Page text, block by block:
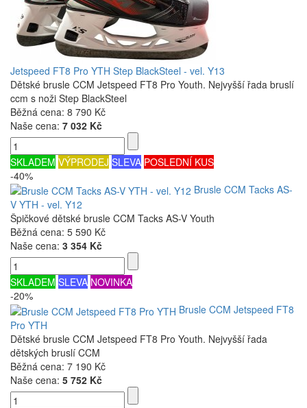
Jetspeed FT8 Pro YTH Step BlackSteel - vel. Y13
Dětské brusle CCM Jetspeed FT8 Pro Youth. Nejvyšší řada bruslí
ccm s noži Step BlackSteel
Běžná cena: 8 790 Kč
Naše cena: 7 032 Kč
SKLADEM VÝPRODEJ SLEVA POSLEDNÍ KUS
-40%
Brusle CCM Tacks AS-
V YTH - vel. Y12
Špičkové dětské brusle CCM Tacks AS-V Youth
Běžná cena: 5 590 Kč
Naše cena: 3 354 Kč
SKLADEM SLEVA NOVINKA
-20%
Brusle CCM Jetspeed FT8
Pro YTH
Dětské brusle CCM Jetspeed FT8 Pro Youth. Nejvyšší řada
dětských bruslí CCM
Běžná cena: 7 190 Kč
Naše cena: 5 752 Kč